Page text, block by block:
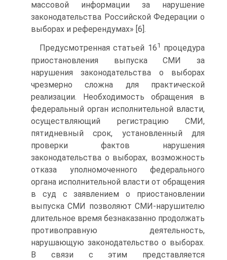
массовой информации за нарушение
законодательства Российской Федерации о
выборах и референдумах» [6].
Предусмотренная статьей 161 процедура
приостановления выпуска СМИ за
нарушения законодательства о выборах
чрезмерно сложна для практической
реализации. Необходимость обращения в
федеральный орган исполнительной власти,
осуществляющий регистрацию СМИ,
пятидневный срок, установленный для
проверки фактов нарушения
законодательства о выборах, возможность
отказа уполномоченного федерального
органа исполнительной власти от обращения
в суд с заявлением о приостановлении
выпуска СМИ позволяют СМИ-нарушителю
длительное время безнаказанно продолжать
противоправную деятельность,
нарушающую законодательство о выборах.
В связи с этим представляется